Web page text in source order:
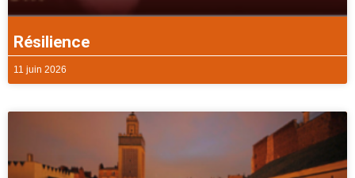
Résilience
11 juin 2026